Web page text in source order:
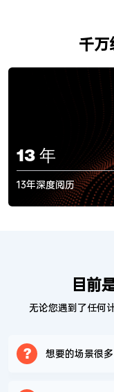
千
13 年
13年深度阅历
目前
无论您遇到了任何
? 想要的场景很